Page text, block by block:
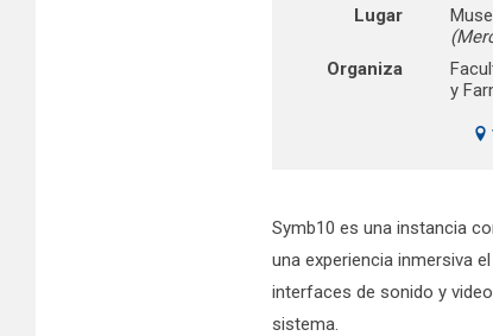
Lugar
Organiza
y
Symb10 es una instancia
una experiencia inmersiva
interfaces de sonido y
sistema.